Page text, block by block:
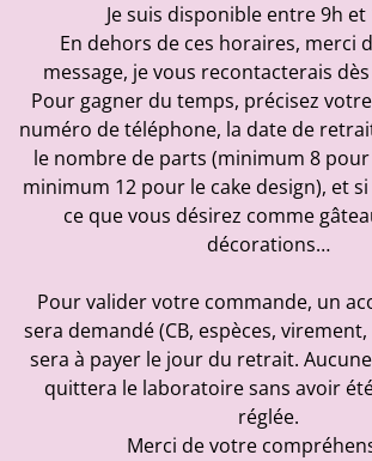
Je suis disponible entre 9h et
En dehors de ces horaires, merci
message, je vous recontacterais
Pour gagner du temps, précisez
numéro de téléphone, la date de
le nombre de parts (minimum 8
minimum 12 pour le cake design), et
ce que vous désirez comme
décorations…
Pour valider votre commande, un
sera demandé (CB, espèces,
sera à payer le jour du retrait.
quittera le laboratoire sans avoir
réglée.
Merci de votre